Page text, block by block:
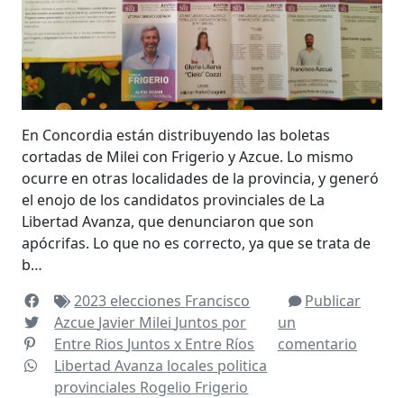
En Concordia están distribuyendo las boletas
cortadas de Milei con Frigerio y Azcue. Lo mismo
ocurre en otras localidades de la provincia, y generó
el enojo de los candidatos provinciales de La
Libertad Avanza, que denunciaron que son
apócrifas. Lo que no es correcto, ya que se trata de
b…
2023 elecciones Francisco
Azcue Javier Milei Juntos por
Entre Rios Juntos x Entre Ríos
Libertad Avanza locales politica
provinciales Rogelio Frigerio
Publicar
un
comentario